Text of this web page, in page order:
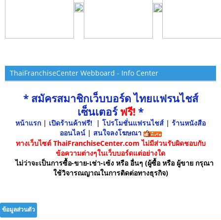
ThaiFranchiseCenter Webboard - Info Center
* สมัครสมาชิกเว็บบอร์ด ไทยแฟรนไชส์
เซ็นเตอร์ฟรี! *
หน้าแรก | เปิดร้านค้าฟรี! | โปรโมชั่นแฟรนไชส์ | ร้านหนังสือ
ออนไลน์ | สนใจลงโฆษณา
ทางเว็บไซต์ ThaiFranchiseCenter.com ไม่มีส่วนรับผิดชอบกับ
ข้อความต่างๆในเว็บบอร์ดแต่อย่างใด
ไม่ว่าจะเป็นการซื้อ-ขาย-เช่า-เซ้ง หรือ อื่นๆ (ผู้ซื้อ หรือ ผู้ขาย กรุณา
ใช้วิจารณญาณในการติดต่อทางธุรกิจ)
ข้อมูลส่วนตัว